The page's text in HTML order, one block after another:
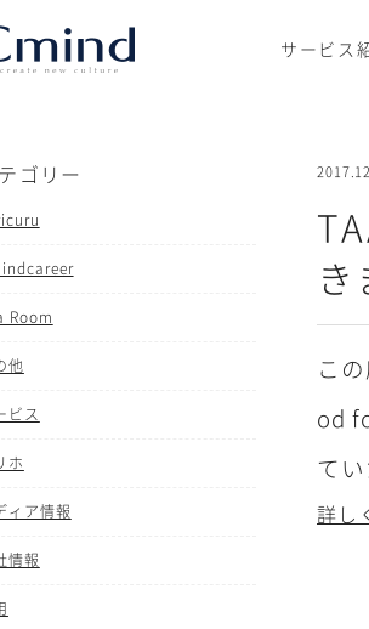
サービス
き
こ
od
てい
詳し
ゴリー
Room
他
ビス
ホ
ィア情報
情報